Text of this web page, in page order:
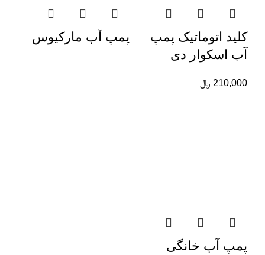
کلید اتوماتیک پمپ
آب اسکوار دی
210,000 ﷼
پمپ آب مارکیوس
پمپ آب خانگی